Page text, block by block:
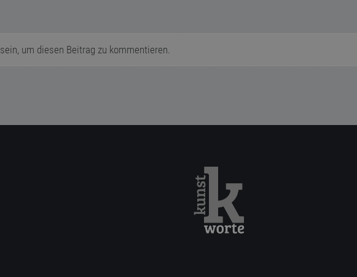
sein, um diesen Beitrag zu kommentieren.